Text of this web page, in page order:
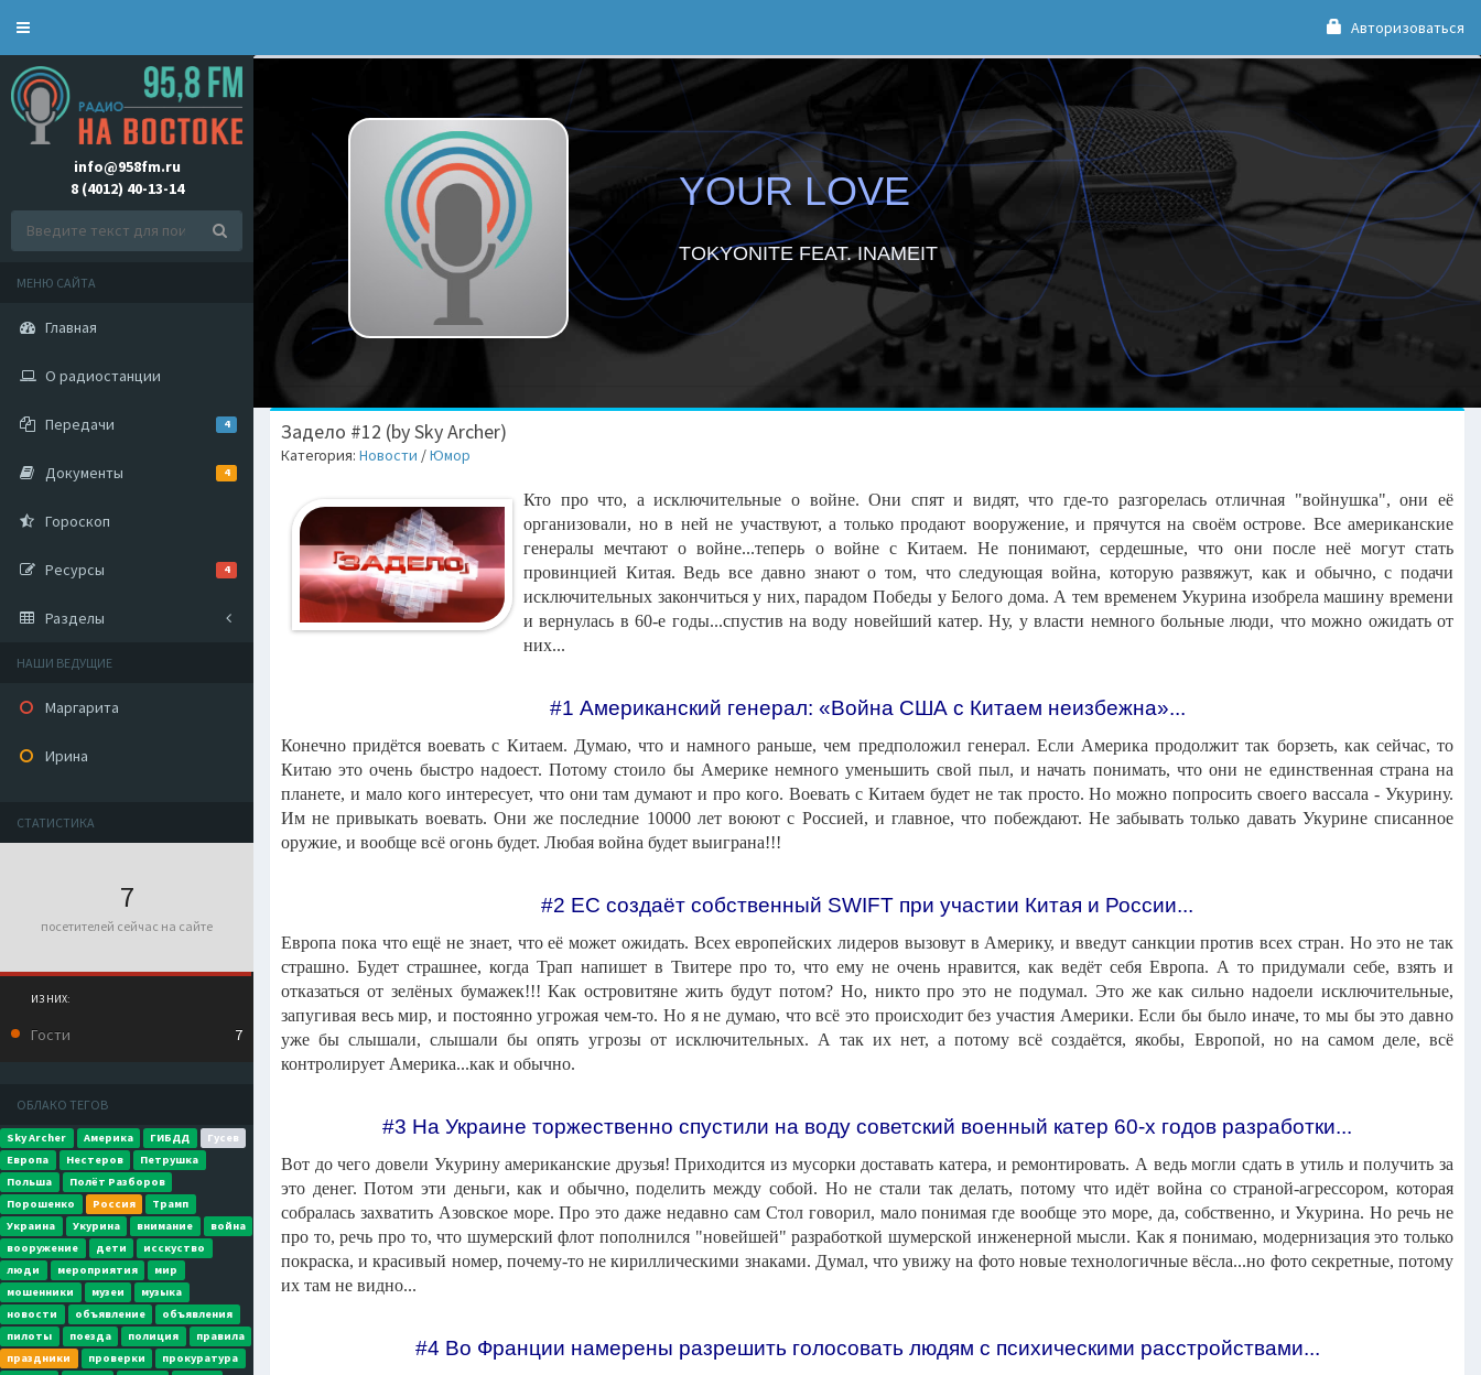
Toggle
Авторизоваться
info@958fm.ru
8 (4012) 40-13-14
МЕНЮ САЙТА
Главная
О радиостанции
Передачи 4
Документы 4
Гороскоп
Ресурсы 4
Разделы
НАШИ ВЕДУЩИЕ
Маргарита
Ирина
СТАТИСТИКА
7
посетителей сейчас на сайте
ИЗ НИХ:
Гости 7
ОБЛАКО ТЕГОВ
Sky Archer Америка ГИБДД
Гусев
Европа
Нестеров
Петрушка
Польша
Полёт Разборов
Порошенко
Россия
Трамп
Украина
Укурина внимание
война
вооружение
дети
исскуство
люди
мероприятия
мир
мошенники
музеи
музыка
новости
объявление
объявления
пилоты
поезда полиция
правила
праздники
проверки
прокуратура
YOUR LOVE
TOKYONITE FEAT. INAMEIT
Задело #12 (by Sky Archer)
Категория: Новости /Юмор
Кто про что, а исключительные о войне. Они спят и видят, что где-то разгорелась отличная "войнушка", они её
организовали, но в ней не участвуют, а только продают вооружение, и прячутся на своём острове. Все американские
генералы мечтают о войне...теперь о войне с Китаем. Не понимают, сердешные, что они после неё могут стать
провинцией Китая. Ведь все давно знают о том, что следующая война, которую развяжут, как и обычно, с подачи
исключительных закончиться у них, парадом Победы у Белого дома. А тем временем Укурина изобрела машину времени
и вернулась в 60-е годы...спустив на воду новейший катер. Ну, у власти немного больные люди, что можно ожидать от
них...
#1 Американский генерал: «Война США с Китаем неизбежна»...
Конечно придётся воевать с Китаем. Думаю, что и намного раньше, чем предположил генерал. Если Америка продолжит так борзеть, как сейчас, то
Китаю это очень быстро надоест. Потому стоило бы Америке немного уменьшить свой пыл, и начать понимать, что они не единственная страна на
планете, и мало кого интересует, что они там думают и про кого. Воевать с Китаем будет не так просто. Но можно попросить своего вассала - Укурину.
Им не привыкать воевать. Они же последние 10000 лет воюют с Россией, и главное, что побеждают. Не забывать только давать Укурине списанное
оружие, и вообще всё огонь будет. Любая война будет выиграна!!!
#2 ЕС создаёт собственный SWIFT при участии Китая и России...
Европа пока что ещё не знает, что её может ожидать. Всех европейских лидеров вызовут в Америку, и введут санкции против всех стран. Но это не так
страшно. Будет страшнее, когда Трап напишет в Твитере про то, что ему не очень нравится, как ведёт себя Европа. А то придумали себе, взять и
отказаться от зелёных бумажек!!! Как островитяне жить будут потом? Но, никто про это не подумал. Это же как сильно надоели исключительные,
запугивая весь мир, и постоянно угрожая чем-то. Но я не думаю, что всё это происходит без участия Америки. Если бы было иначе, то мы бы это давно
уже бы слышали, слышали бы опять угрозы от исключительных. А так их нет, а потому всё создаётся, якобы, Европой, но на самом деле, всё
контролирует Америка...как и обычно.
#3 На Украине торжественно спустили на воду советский военный катер 60-х годов разработки...
Вот до чего довели Укурину американские друзья! Приходится из мусорки доставать катера, и ремонтировать. А ведь могли сдать в утиль и получить за
это денег. Потом эти деньги, как и обычно, поделить между собой. Но не стали так делать, потому что идёт война со страной-агрессором, которая
собралась захватить Азовское море. Про это даже недавно сам Стол говорил, мало понимая где вообще это море, да, собственно, и Укурина. Но речь не
про то, речь про то, что шумерский флот пополнился "новейшей" разработкой шумерской инженерной мысли. Как я понимаю, модернизация это только
покраска, и красивый номер, почему-то не кириллическими знаками. Думал, что увижу на фото новые технологичные вёсла...но фото секретные, потому
их там не видно...
#4 Во Франции намерены разрешить голосовать людям с психическими расстройствами...